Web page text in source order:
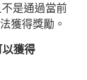
是通過當前
獲得獎勵。
獲得